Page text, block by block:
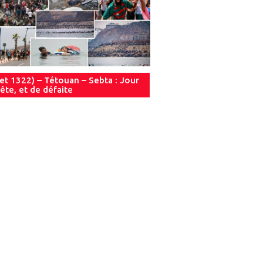
1322) – Tétouan – Sebta : Jour
et de défaite